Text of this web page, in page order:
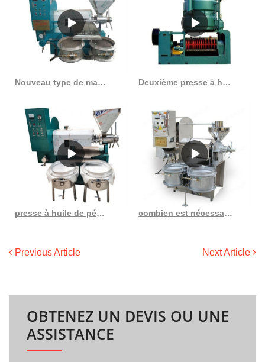
Nouveau type de machine à presser l’huile de germe de maïs en Côte d’Ivoire Deuxième presse à huile hydraulique de noix de coco, deuxième au Burkina Faso
presse à huile de pépins de raisin en gros en France combien est nécessaire pour ouvrir une usine d’extraction d’huile
Previous Article Next Article
OBTENEZ UN DEVIS OU UNE
ASSISTANCE